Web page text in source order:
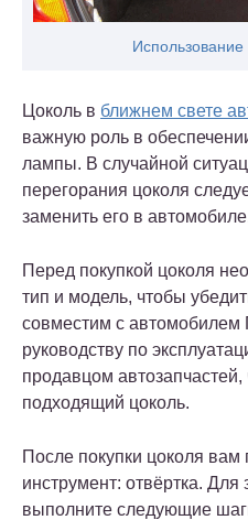
Цоколь в ближнем свете
важную роль в
лампы. В случайной
перегорания цоколя
заменить его в
Перед покупкой цоколя
тип и модель, чтобы
совместим с автомобилем
руководству по
продавцом
подходящий цоколь.
После покупки цоколя
инструмент: отвёртка.
выполните следующие